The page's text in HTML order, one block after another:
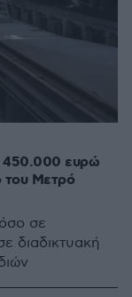
450.000 ευρώ
του Μετρό
σε
διαδικτυακή